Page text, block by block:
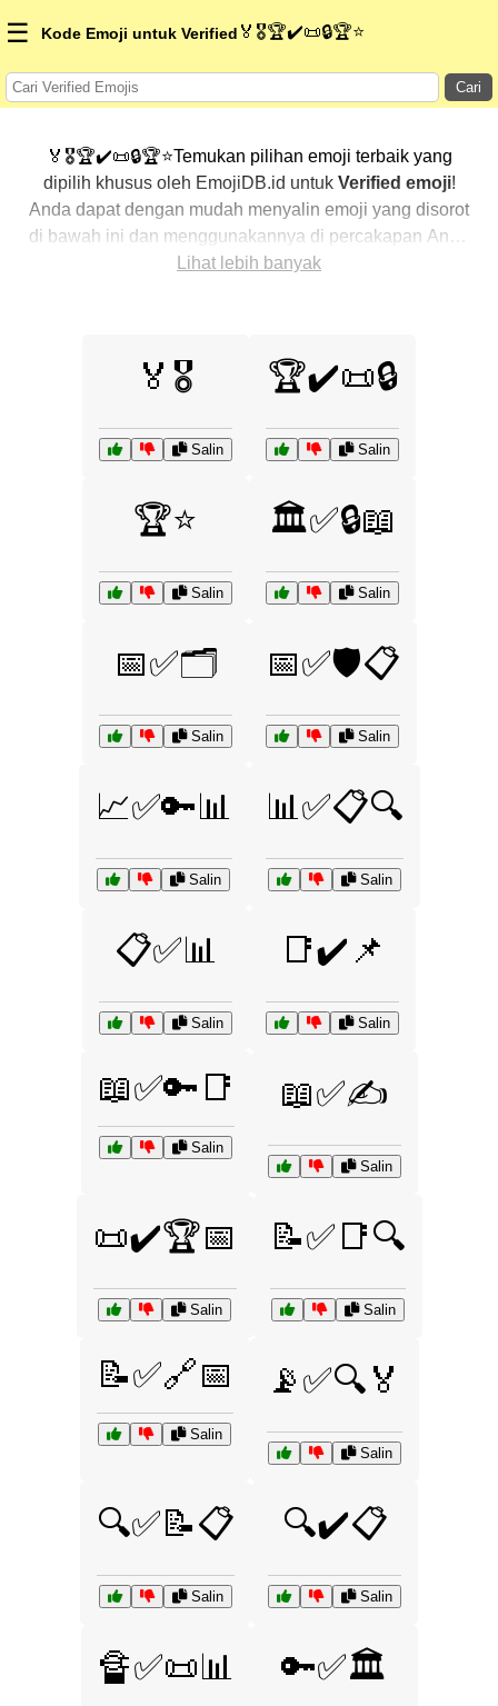
☰ Kode Emoji untuk Verified 🏅🎖️🏆✔️📜🔒🏆⭐
Cari
🏅🎖️🏆✔️📜🔒🏆⭐Temukan pilihan emoji terbaik yang
dipilih khusus oleh EmojiDB.id untuk Verified emoji!
Anda dapat dengan mudah menyalin emoji yang disorot
di bawah ini dan menggunakannya di percakapan Anda
untuk menambahkan sentuhan pribadi. Kami telah
baru dalam mengekspresikanVerified dengan emoji
Lihat lebih banyak
🏅🎖️
Salin
🏆✔️📜🔒
Salin
🏆⭐
Salin
🏛️✅🔒📖
Salin
📅✅🗂️
Salin
📅✅🛡️📋
Salin
📈✅🔑📊
Salin
📊✅📋🔍
Salin
📋✅📊
Salin
📑✔️📌
Salin
📖✅🔑📑
Salin
📖✅✍️
Salin
📜✔️🏆📅
Salin
📝✅📑🔍
Salin
📝✅🔗📅
Salin
📡✅🔍🏅
Salin
🔍✅📝📋
Salin
🔍✔️📋
Salin
🔏✅📜📊 🔑✅🏛️